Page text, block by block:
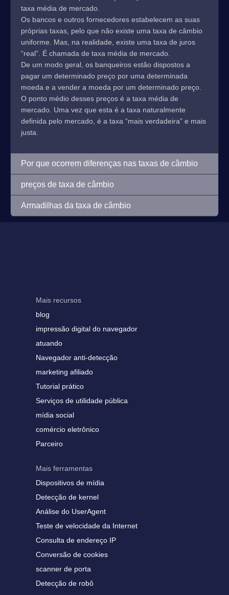
taxa média de mercado.
Os bancos e outros fornecedores estabelecem as suas
próprias taxas, pelo que não existe uma taxa de câmbio
uniforme. Mas, na realidade, existe uma taxa de juros
“real”. É chamada de taxa média de mercado.
De um modo geral, os banqueiros estão dispostos a
pagar um determinado preço por uma determinada
moeda e a vender a moeda por um determinado preço.
O ponto médio desses preços é a taxa média de
mercado. Uma vez que esta é a taxa naturalmente
definida pelo mercado, é a taxa “mais verdadeira” e mais
justa.
Por que ocorrem diferenças nas taxas de câmbio
preços de taxa de câmbio
Armadilhas da taxa de câmbio
Mais recursos
blog
impressão digital do navegador
atuando
Navegador anti-detecção
marketing afiliado
Tutorial prático
Serviços de utilidade pública
mídia social
comércio eletrônico
Parceiro
Mais ferramentas
Dispositivos de mídia
Detecção de kernel
Análise do UserAgent
Teste de velocidade da Internet
Consulta de endereço IP
Conversão de cookies
scanner de porta
Detecção de robô